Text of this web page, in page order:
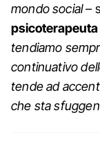
mondo social –
tendiamo
continuativo
tende ad
che sta